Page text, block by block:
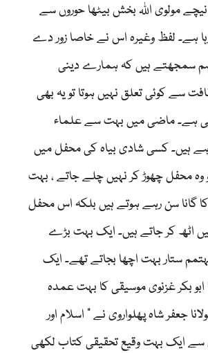
مولوی اللہ بخش بیٹھا حوروں سے
ہے۔ لفظ وغیرہ اس نے خاصا زور دے
ہم سمجھتے ہیں کہ ہمارے دینی
سے کوئی تعلق نہیں ہوتا تو یہ بھی
ماضی میں بہت سے علماء
ہیں۔ کسی شادی بیاہ کی محفل میں
وہ محفل چھوڑ کر نہیں چلے جاتے ، بہت
گانا سن رہے ہوتے ہیں بلکہ اس محفل
کر جاتے ہیں۔ ایک بہت بڑے
ستار بہت اچھا بجاتے تھے۔ ایک
بکر غزنوی موسیقی کا بہت عمدہ
جعفر شاہ پھلواروی نے ” اسلام اور
ایک بہت وقیع تحقیقی کتاب لکھی